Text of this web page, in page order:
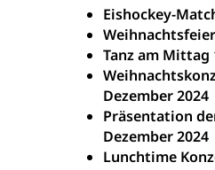
Eishockey-
Tanz am Mittag
Dezember 2024
Präsentation
Dezember 2024
Lunchtime